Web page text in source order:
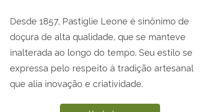
Desde 1857, Pastiglie Leone é sinônimo de
doçura de alta qualidade, que se manteve
inalterada ao longo do tempo. Seu estilo se
expressa pelo respeito à tradição artesanal
que alia inovação e criatividade.